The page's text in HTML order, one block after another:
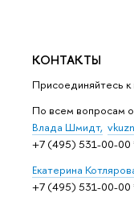
КОНТАКТЫ
Присоединяйтесь
По всем вопросам
Влада Шмидт,
+7 (495) 531-00-00
Eкатерина
+7 (495) 531-00-00